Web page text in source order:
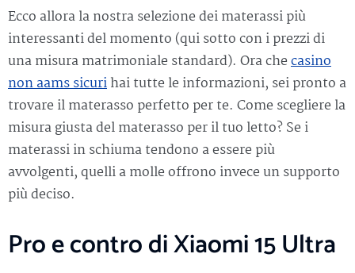
Ecco allora la nostra selezione dei materassi più
interessanti del momento (qui sotto con i prezzi di
una misura matrimoniale standard). Ora checasino
non aams sicurihai tutte le informazioni, sei pronto a
trovare il materasso perfetto per te. Come scegliere la
misura giusta del materasso per il tuo letto? Se i
materassi in schiuma tendono a essere più
avvolgenti, quelli a molle offrono invece un supporto
più deciso.
Pro e contro di Xiaomi 15 Ultra